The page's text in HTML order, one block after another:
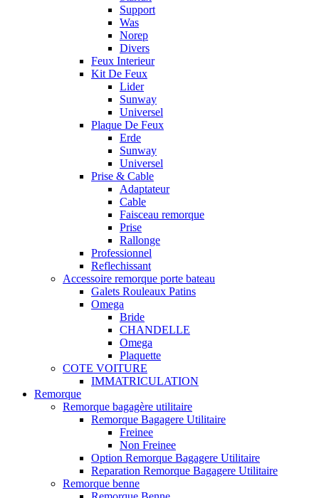
Support
Was
Norep
Divers
Feux Interieur
Kit De Feux
Lider
Sunway
Universel
Plaque De Feux
Erde
Sunway
Universel
Prise & Cable
Adaptateur
Cable
Faisceau remorque
Prise
Rallonge
Professionnel
Reflechissant
Accessoire remorque porte bateau
Galets Rouleaux Patins
Omega
Bride
CHANDELLE
Omega
Plaquette
COTE VOITURE
IMMATRICULATION
Remorque
Remorque bagagère utilitaire
Remorque Bagagere Utilitaire
Freinee
Non Freinee
Option Remorque Bagagere Utilitaire
Reparation Remorque Bagagere Utilitaire
Remorque benne